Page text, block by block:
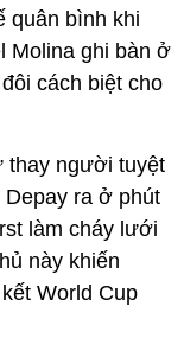
quân bình khi
Molina ghi bàn ở
cách biệt cho
thay người tuyệt
Depay ra ở phút
làm cháy lưới
này khiến
World Cup